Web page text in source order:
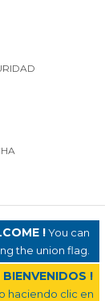
!You can
the union flag.
!
haciendo clic en